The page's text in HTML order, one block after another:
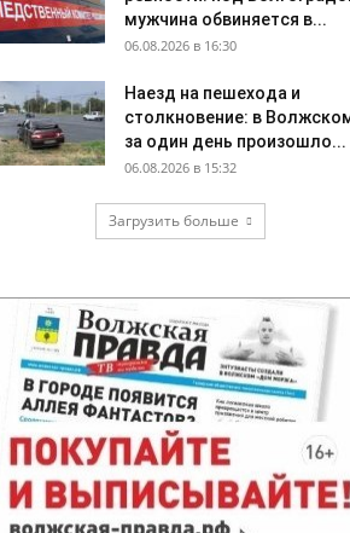
мужчина обвиняется в...
06.08.2026 в 16:30
Наезд на пешехода и
столкновение: в
за один день произошло...
06.08.2026 в 15:32
Загрузить больше